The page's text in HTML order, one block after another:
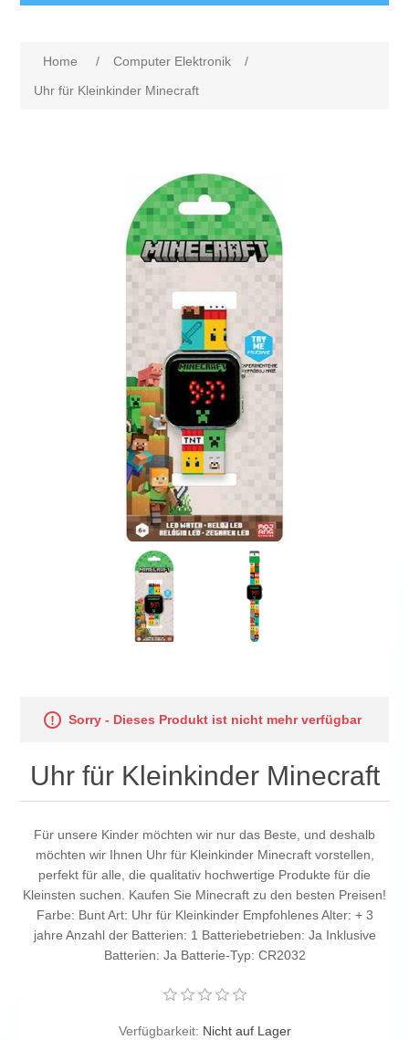
Home / Computer Elektronik
/
Uhr für Kleinkinder Minecraft
Sorry - Dieses Produkt ist nicht mehr verfügbar
Uhr für Kleinkinder Minecraft
Für unsere Kinder möchten wir nur das Beste, und deshalb
möchten wir Ihnen Uhr für Kleinkinder Minecraft vorstellen,
perfekt für alle, die qualitativ hochwertige Produkte für die
Kleinsten suchen. Kaufen Sie Minecraft zu den besten Preisen!
Farbe: Bunt Art: Uhr für Kleinkinder Empfohlenes Alter: + 3
jahre Anzahl der Batterien: 1 Batteriebetrieben: Ja Inklusive
Batterien: Ja Batterie-Typ: CR2032
Verfügbarkeit: Nicht auf Lager